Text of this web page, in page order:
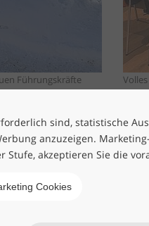
sind, statistische
anzuzeigen.
akzeptieren Sie die
Cookies
Führungskräfte
geleitet wurde